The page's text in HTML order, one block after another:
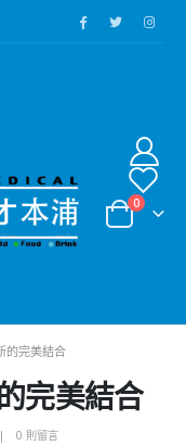
0
的完美結合
完美結合
0 則留言